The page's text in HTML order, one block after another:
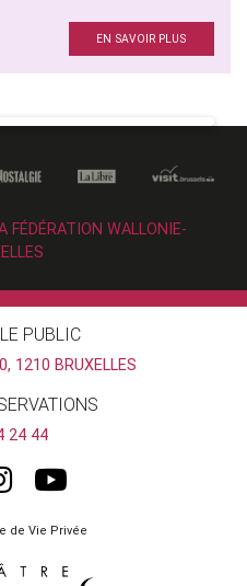
EN SAVOIR PLUS
FÉDÉRATION WALLONIE-
PUBLIC
1210 BRUXELLES
24 44
de Vie Privée